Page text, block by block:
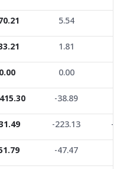
-38.89
-223.13
-135.02
255.27 411.45
17,194.89
5.54
1.81
0.00 0.00
-38.89
-223.13 -135.02
-47.47